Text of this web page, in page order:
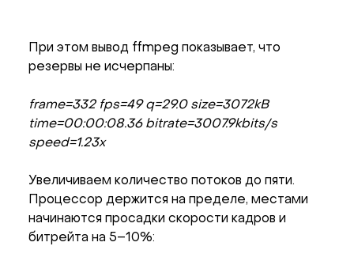
При этом вывод ffmpeg показывает, что
резервы не исчерпаны:
frame=332 fps=49 q=29.0 size=3072kB
time=00:00:08.36 bitrate=3007.9kbits/s
speed=1.23x
Увеличиваем количество потоков до пяти.
Процессор держится на пределе, местами
начинаются просадки скорости кадров и
битрейта на 5–10%: